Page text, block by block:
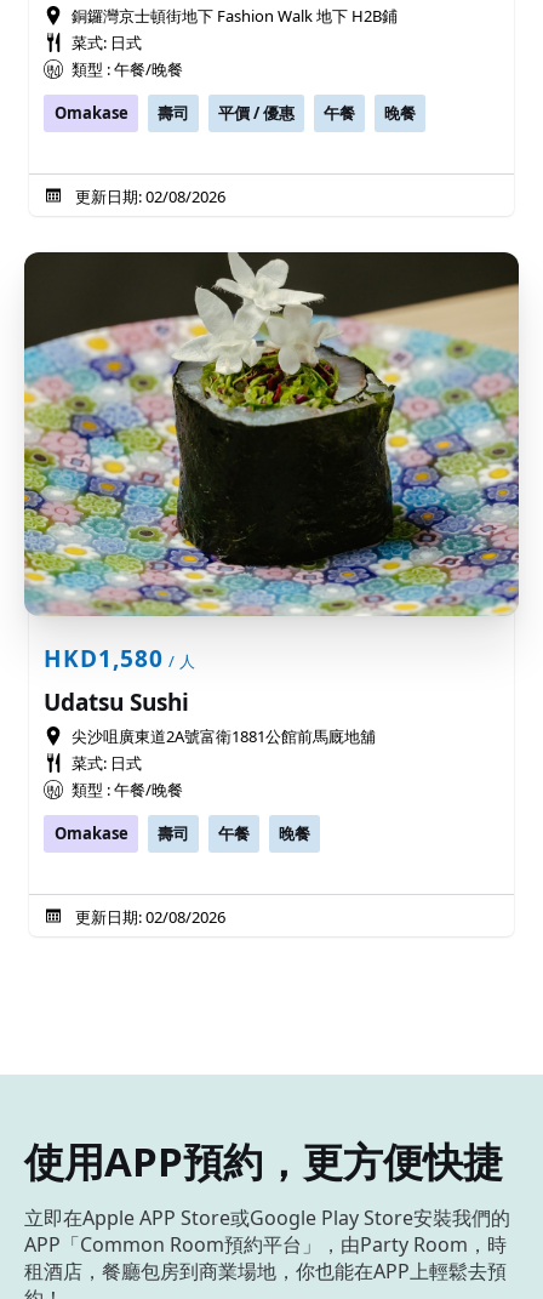
銅鑼灣京士頓街地下 Fashion Walk 地下 H2B鋪
菜式: 日式
類型 : 午餐/晚餐
Omakase
壽司 平價 / 優惠 午餐 晚餐
更新日期: 02/08/2026
HKD1,580 / 人
Udatsu Sushi
尖沙咀廣東道2A號富衛1881公館前馬廐地舖
菜式: 日式
類型 : 午餐/晚餐
Omakase
壽司 午餐 晚餐
更新日期: 02/08/2026
使用APP預約，更方便快捷
立即在Apple APP Store或Google Play Store安裝我們的
APP「Common Room預約平台」，由Party Room，時
租酒店，餐廳包房到商業場地，你也能在APP上輕鬆去預